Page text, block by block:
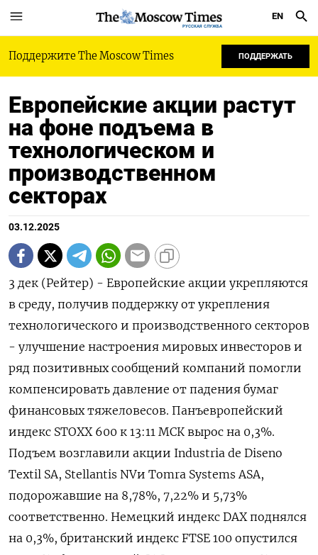
РУССКАЯ СЛУЖБА
EN
Поддержите The Moscow Times ПОДДЕРЖАТЬ
Европейские акции растут
на фоне подъема в
технологическом и
производственном
секторах
03.12.2025
3 дек (Рейтер) - Европейские акции укрепляются
в среду, получив поддержку от укрепления
технологического и производственного секторов
- улучшение настроения мировых инвесторов и
ряд позитивных сообщений компаний помогли
компенсировать давление от падения бумаг
финансовых тяжеловесов. Панъевропейский
индекс STOXX 600 к 13:11 МСК вырос на 0,3%.
Подъем возглавили акции Industria de Diseno
Textil SA, Stellantis NVи Tomra Systems ASA,
подорожавшие на 8,78%, 7,22% и 5,73%
соответственно. Немецкий индекс DAX поднялся
на 0,3%, британский индекс FTSE 100 опустился